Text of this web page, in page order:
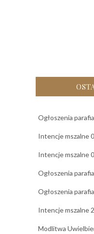
Ogłoszenia
Intencje mszalne
Intencje mszalne
Ogłoszenia
Ogłoszenia
Intencje mszalne
Modlitwa